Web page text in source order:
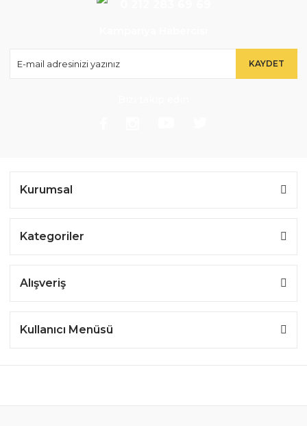
KAYDET
Kurumsal
Kategoriler
Alışveriş
Kullanıcı Menüsü